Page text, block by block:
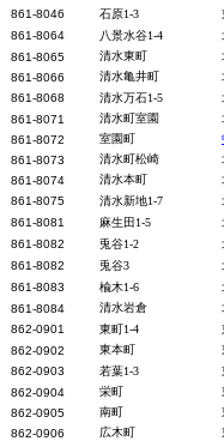
861-8046
石原1-3
861-8064
八景水谷1-4
861-8065
清水東町
861-8066
清水亀井町
861-8068
清水万石1-5
861-8071
清水町室園
861-8072
室園町
861-8073
清水町松崎
861-8074
清水本町
861-8075
清水新地1-7
861-8081
麻生田1-5
861-8082
兎谷1-2
861-8082
兎谷3
861-8083
楡木1-6
861-8084
清水岩倉
862-0901 東町1-4
862-0902
東本町
862-0903
若葉1-3
862-0904
栄町
862-0905
南町
862-0906
広木町